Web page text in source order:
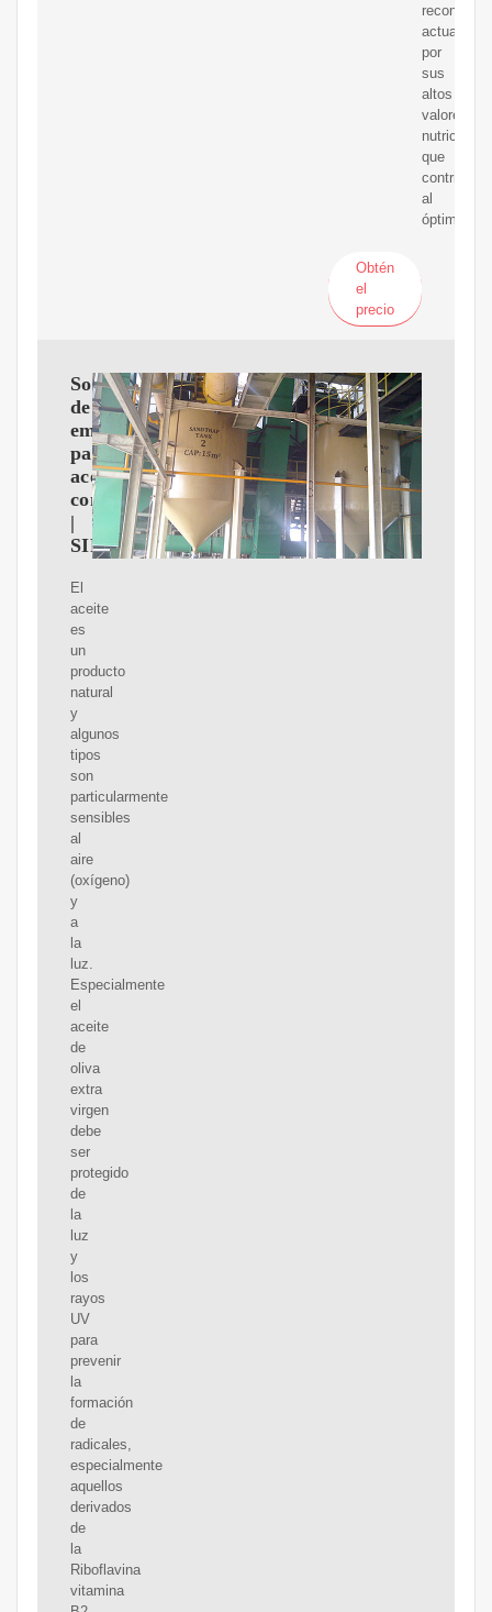
reconocido
por
sus
altos
valores
que
al
óptimo
Obtén
el
precio
Soluciones
de
embotellado
para
aceite
comestible
|
SIPA
El
aceite
es
un
producto
natural
y
algunos
tipos
son
particularmente
sensibles
al
aire
(oxígeno)
y
a
la
luz.
Especialmente
el
aceite
de
oliva
extra
virgen
debe
ser
protegido
de
la
luz
y
los
rayos
UV
para
prevenir
la
formación
de
radicales,
especialmente
aquellos
derivados
de
la
Riboflavina
vitamina